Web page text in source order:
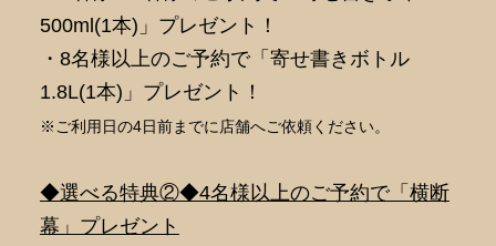
500ml(1本)」プレゼント！
・8名様以上のご予約で「寄せ書きボトル
1.8L(1本)」プレゼント！
※ご利用日の4日前までに店舗へご依頼ください。
◆選べる特典②◆4名様以上のご予約で「横断
幕」プレゼント